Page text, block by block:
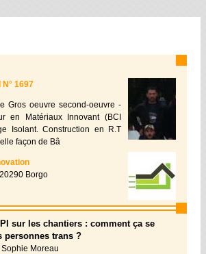
1697
Gros oeuvre second-oeuvre -
en Matériaux Innovant (BCI
Isolant. Construction en R.T
façon de Bâ
Borgo
sur les chantiers : comment ça se
personnes trans ?
Sophie Moreau